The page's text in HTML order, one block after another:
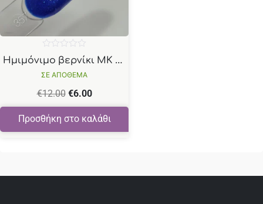
ΣΕ ΑΠΟΘΕΜΑ
Ημιμόνιμο βερνίκι ΜΚ Ν357 μπλέ μεταλλικό με shimmer 15ml
€12.00 €6.00
Προσθήκη στο καλάθι
Βαθμολογήθηκε
με
0
από
5